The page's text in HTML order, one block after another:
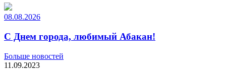
08.08.2026
С Днем города, любимый Абакан!
Больше новостей
11.09.2023